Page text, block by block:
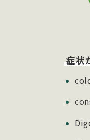
症状